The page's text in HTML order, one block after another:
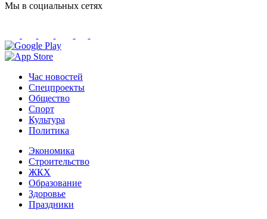
Мы в социальных сетях
Час новостей
Спецпроекты
Общество
Спорт
Культура
Политика
Экономика
Строительство
ЖКХ
Образование
Здоровье
Праздники